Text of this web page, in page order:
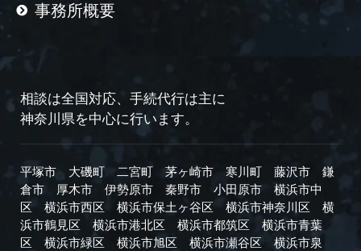
事務所概要
相談は全国対応、手続代行は主に
神奈川県を中心に行います。
平塚市 大磯町 二宮町 茅ヶ崎市 寒川町 藤沢市
鎌
倉市
厚木市 伊勢原市 秦野市 小田原市
横浜市中
区
横浜市西区 横浜市保土ヶ谷区 横浜市神奈川区
横
浜市鶴見区
横浜市港北区 横浜市都筑区
横浜市青葉
区
横浜市緑区 横浜市旭区 横浜市瀬谷区 横浜市泉